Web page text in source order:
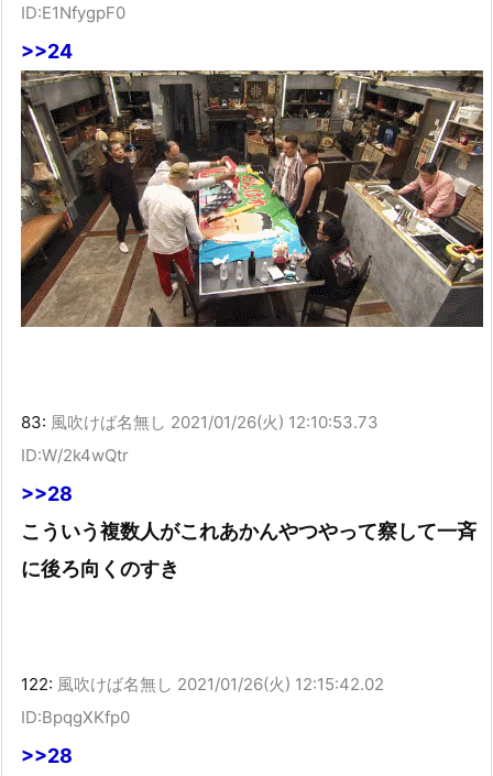
ID:E1NfygpF0
>>24
83: 風吹けば名無し 2021/01/26(火) 12:10:53.73
ID:W/2k4wQtr
>>28
こういう複数人がこれあかんやつやって察して一斉
に後ろ向くのすき
122: 風吹けば名無し 2021/01/26(火) 12:15:42.02
ID:BpqgXKfp0
>>28